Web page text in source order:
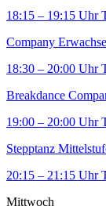
18:15 – 19:15 Uhr
Company
18:30 – 20:00 Uhr
Breakdance
19:00 – 20:00 Uhr
Stepptanz
20:15 – 21:15 Uhr
Mittwoch